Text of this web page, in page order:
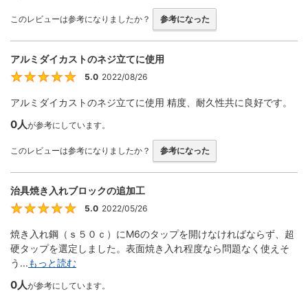
このレビューは参考になりましたか？ 参考になった
アルミダイカストのネジ立てに使用
5
5.0 2022/08/26
アルミダイカストのネジ立てに使用 精度、耐久性共に良好です。
0人が参考にしています。
このレビューは参考になりましたか？ 参考になった
治具焼き入れブロックの追加工
5
5.0 2022/05/26
焼き入れ鋼（ｓ５０ｃ）にM6のタップを開けなければならず、超
硬タップを選定しました。表面焼き入れ程度なら問題なく使えそ
う...もっと読む
0人が参考にしています。